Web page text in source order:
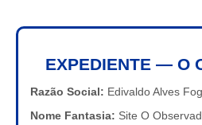
EXPEDIENTE — O
Razão Social: Edivaldo Alves
Nome Fantasia: Site O